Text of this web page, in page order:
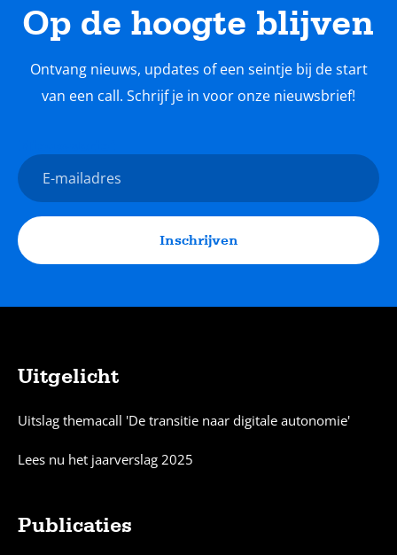
Op de hoogte blijven
Ontvang nieuws, updates of een seintje bij de start
van een call. Schrijf je in voor onze nieuwsbrief!
E-
mailadres
Inschrijven
Uitgelicht
Uitslag themacall 'De transitie naar digitale autonomie'
Lees nu het jaarverslag 2025
Publicaties